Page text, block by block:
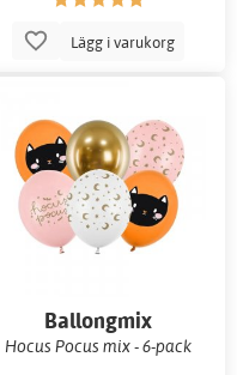
Lägg i varukorg
Ballongmix
Hocus Pocus mix - 6-pack